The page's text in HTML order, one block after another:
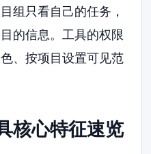
组只看自己的任务，
的信息。工具的权限
、按项目设置可见范
核心特征速览